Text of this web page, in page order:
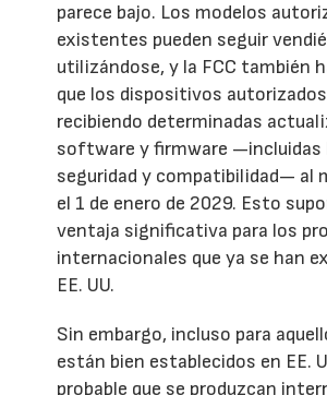
parece bajo. Los modelos
existentes pueden seguir
utilizándose, y la FCC también
que los dispositivos
recibiendo determinadas
software y firmware —incluidas
seguridad y compatibilidad— al
el 1 de enero de 2029. Esto
ventaja significativa para los
internacionales que ya se han
EE. UU.
Sin embargo, incluso para
están bien establecidos en EE.
probable que se produzcan